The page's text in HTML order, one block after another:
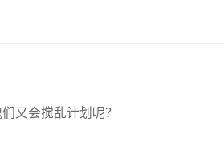
又会搅乱计划呢？